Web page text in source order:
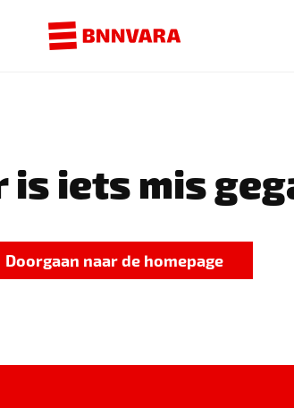
is iets mis
Doorgaan naar de homepage